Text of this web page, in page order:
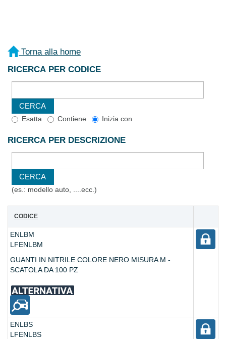
Torna alla home
RICERCA PER CODICE
Esatta Contiene Inizia con
RICERCA PER DESCRIZIONE
(es.: modello auto, ....ecc.)
CODICE
ENLBM
LFENLBM
GUANTI IN NITRILE COLORE NERO MISURA M -
SCATOLA DA 100 PZ
ENLBS
LFENLBS